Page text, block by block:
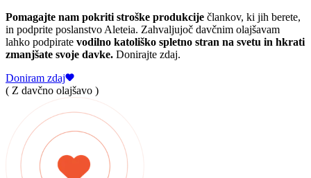
Pomagajte nam pokriti stroške produkcije člankov, ki jih berete,
in podprite poslanstvo Aleteia. Zahvaljujoč davčnim olajšavam
lahko podpirate vodilno katoliško spletno stran na svetu in hkrati
zmanjšate svoje davke. Donirajte zdaj.
Doniram zdaj
( Z davčno olajšavo )